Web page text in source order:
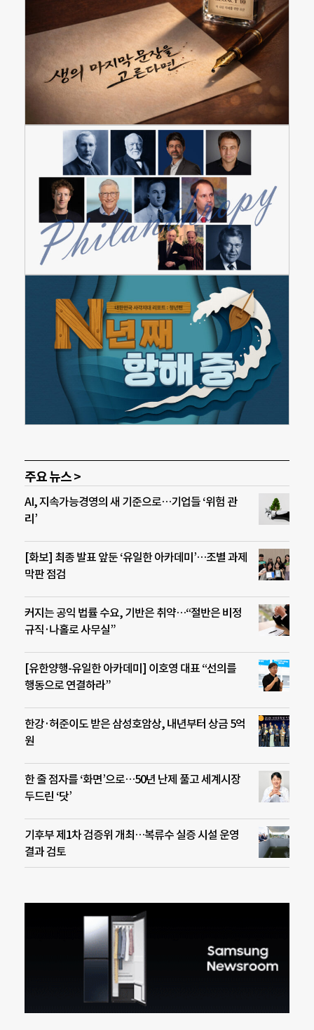
주요 뉴스 >
AI, 지속가능경영의 새 기준으로…기업들 ‘위험 관
리’
[화보] 최종 발표 앞둔 ‘유일한 아카데미’…조별 과제
막판 점검
커지는 공익 법률 수요, 기반은 취약…“절반은 비정
규직·나홀로 사무실”
[유한양행-유일한 아카데미] 이호영 대표 “선의를
행동으로 연결하라”
한강·허준이도 받은 삼성호암상, 내년부터 상금 5억
원
한 줄 점자를 ‘화면’으로…50년 난제 풀고 세계시장
두드린 ‘닷’
기후부 제1차 검증위 개최…복류수 실증 시설 운영
결과 검토